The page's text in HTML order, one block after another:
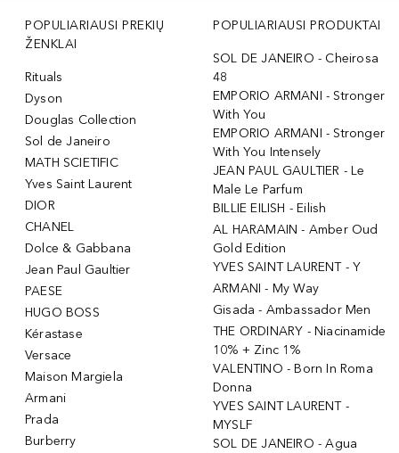
POPULIARIAUSI PREKIŲ
ŽENKLAI
Rituals
Dyson
Douglas Collection
Sol de Janeiro
MATH SCIETIFIC
Yves Saint Laurent
DIOR
CHANEL
Dolce & Gabbana
Jean Paul Gaultier
PAESE
HUGO BOSS
Kérastase
Versace
Maison Margiela
Armani
Prada
Burberry
POPULIARIAUSI PRODUKTAI
SOL DE JANEIRO - Cheirosa
48
EMPORIO ARMANI - Stronger
With You
EMPORIO ARMANI - Stronger
With You Intensely
JEAN PAUL GAULTIER - Le
Male Le Parfum
BILLIE EILISH - Eilish
AL HARAMAIN - Amber Oud
Gold Edition
YVES SAINT LAURENT - Y
ARMANI - My Way
Gisada - Ambassador Men
THE ORDINARY - Niacinamide
10% + Zinc 1%
VALENTINO - Born In Roma
Donna
YVES SAINT LAURENT -
MYSLF
SOL DE JANEIRO - Agua